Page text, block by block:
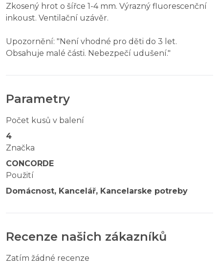
Zkosený hrot o šířce 1-4 mm. Výrazný fluorescenční
inkoust. Ventilační uzávěr.
Upozornění: "Není vhodné pro děti do 3 let.
Obsahuje malé části. Nebezpečí udušení."
Parametry
Počet kusů v balení
4
Značka
CONCORDE
Použití
Domácnost, Kancelář, Kancelarske potreby
Recenze našich zákazníků
Zatím žádné recenze